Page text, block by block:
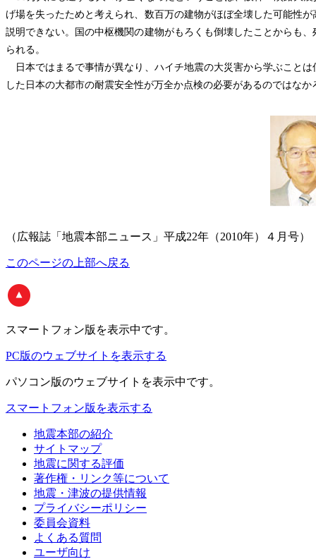
げ場を失ったためと考えられ、数百万の建物がほぼ全壊した可能性
説明できない。国の中枢機関の建物がもろくも倒壊したことからも
られる。
日本ではまるで事情が異なり、ハイチ地震の大災害から学ぶこと
した日本の大都市の耐震安全性が万全か点検の必要があるのではなか
（広報誌「地震本部ニュース」平成22年（2010年）４月号）
このページの上部へ戻る
スマートフォン版 を表示中です。
PC版のウェブサイトを表示する
パソコン版のウェブサイトを表示中です。
スマートフォン版を表示する
地震本部の紹介
サイトマップ
地震に関する評価
著作権・リンク等について
地震・津波の提供情報
プライバシーポリシー
委員会資料
よくある質問
ユーザ向け